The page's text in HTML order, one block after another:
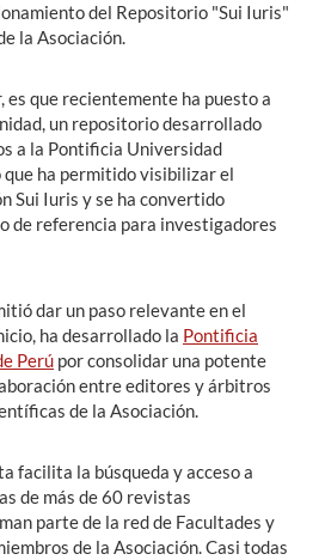
del Repositorio "Sui Iuris"
la Asociación.
es que recientemente ha puesto a
un repositorio desarrollado
a la Pontificia Universidad
ha permitido visibilizar el
Sui Iuris y se ha convertido
de referencia para investigadores
dar un paso relevante en el
ha desarrollado la Pontificia
Perú por consolidar una potente
entre editores y árbitros
de la Asociación.
facilita la búsqueda y acceso a
de más de 60 revistas
parte de la red de Facultades y
de la Asociación. Casi todas